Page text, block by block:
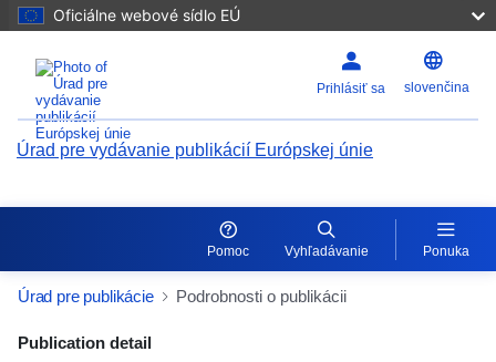
Oficiálne webové sídlo EÚ
Prihlásiť sa slovenčina
Úrad pre vydávanie publikácií Európskej únie
Pomoc Vyhľadávanie Ponuka
Úrad pre publikácie Podrobnosti o publikácii
Publication Detail Actions Portlet
Publication detail